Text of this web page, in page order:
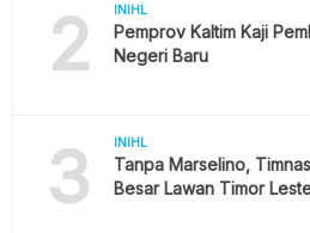
2 INIHL
Pemprov Kaltim Kaji
Negeri Baru
3 INIHL
Tanpa Marselino,
Besar Lawan Timor